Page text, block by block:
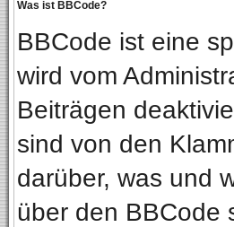
Was ist BBCode?
BBCode ist eine
wird vom
Beiträgen
sind von den
darüber, was und
über den BBCode